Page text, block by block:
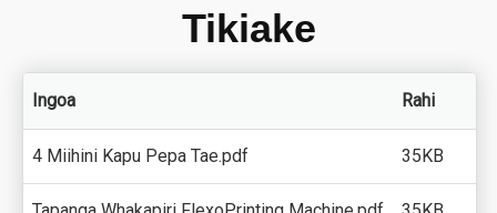
Tikiake
Ingoa Rahi
4 Miihini Kapu Pepa Tae.pdf 35KB